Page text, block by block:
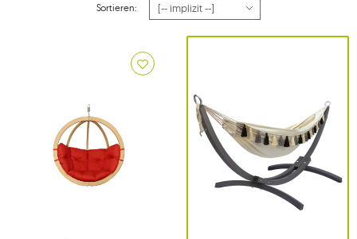
Sortieren: